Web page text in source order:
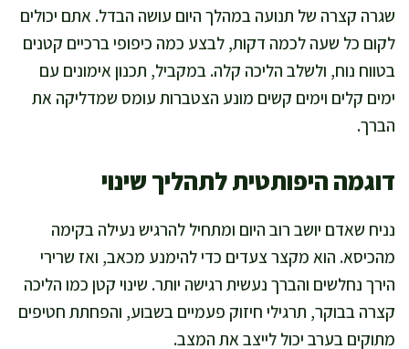
שגרה קצרה של תנועה במהלך היום עושה הבדל. אתם יכולים
לקום כל שעה לכמה דקות, לבצע כמה כיפופי ברכיים קטנים
בטווח נוח, ולשלב הליכה קלה. במקביל, תכנון אימונים עם
ימים קלים וימים קשים מונע הצטברות עומס שמדליקה את
הברך.
דוגמה היפותטית לתהליך שינוי
נניח שאדם יושב רוב היום ומתחיל להרגיש נעילה בקימה
מהכיסא. הוא מקצר צעדים כדי להימנע מכאב, ואז שרירי
הירך נחלשים והברך נעשית רגישה יותר. שינוי קטן כמו הליכה
קצרה בבוקר, תרגילי חיזוק פעמיים בשבוע, והפחתת חטיפים
מתוקים בערב יכול לייצב את המצב.